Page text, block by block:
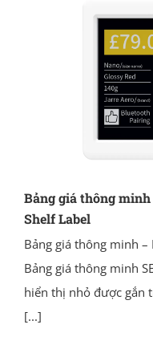
Bảng giá thông minh
Shelf Label
Bảng giá thông minh –
Bảng giá thông minh
hiển thị nhỏ được gắn
[...]